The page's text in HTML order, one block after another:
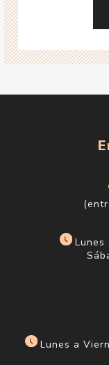
Lunes
Lunes a